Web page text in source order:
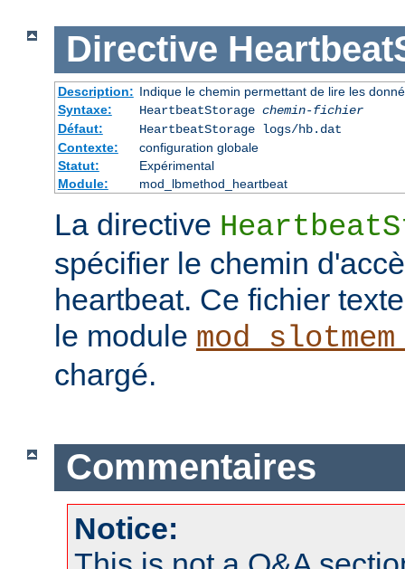
Directive
Description: Indique le chemin permettant de lire les
Syntaxe:
HeartbeatStorage chemin-fichier
Défaut:
HeartbeatStorage logs/hb.dat
Contexte:
configuration globale
Statut:
Expérimental
Module:
mod_lbmethod_heartbeat
La directive
spécifier le chemin
heartbeat. Ce fichier
le module
chargé.
Commentaires
Notice: